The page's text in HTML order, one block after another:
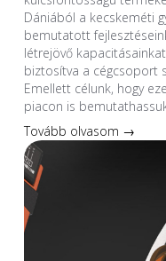
Dániából a kecskeméti
bemutatott
létrejövő
biztosítva a cégcsoport
Emellett célunk, hogy
piacon is
Tovább olvasom →